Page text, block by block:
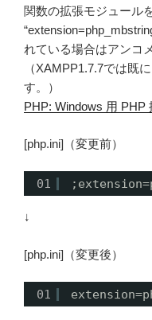
関数の拡張モジュール
れている場合はアンコ
（XAMPP1.7.7では既
す。）
PHP: Windows 用 PHP
[php.ini]（変更前）
01
↓
[php.ini]（変更後）
01